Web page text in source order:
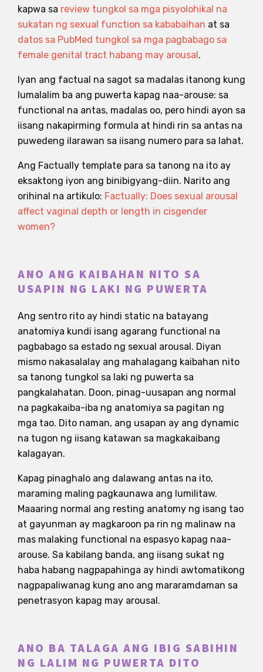
kapwa sa review tungkol sa mga pisyolohikal na
sukatan ng sexual function sa kababaihan at sa
datos sa PubMed tungkol sa mga pagbabago sa
female genital tract habang may arousal.
Iyan ang factual na sagot sa madalas itanong kung
lumalalim ba ang puwerta kapag naa-arouse: sa
functional na antas, madalas oo, pero hindi ayon sa
iisang nakapirming formula at hindi rin sa antas na
puwedeng ilarawan sa iisang numero para sa lahat.
Ang Factually template para sa tanong na ito ay
eksaktong iyon ang binibigyang-diin. Narito ang
orihinal na artikulo: Factually: Does sexual arousal
affect vaginal depth or length in cisgender
women?
ANO ANG KAIBAHAN NITO SA
USAPIN NG LAKI NG PUWERTA
Ang sentro rito ay hindi static na batayang
anatomiya kundi isang agarang functional na
pagbabago sa estado ng sexual arousal. Diyan
mismo nakasalalay ang mahalagang kaibahan nito
sa tanong tungkol sa laki ng puwerta sa
pangkalahatan. Doon, pinag-uusapan ang normal
na pagkakaiba-iba ng anatomiya sa pagitan ng
mga tao. Dito naman, ang usapan ay ang dynamic
na tugon ng iisang katawan sa magkakaibang
kalagayan.
Kapag pinaghalo ang dalawang antas na ito,
maraming maling pagkaunawa ang lumilitaw.
Maaaring normal ang resting anatomy ng isang tao
at gayunman ay magkaroon pa rin ng malinaw na
mas malaking functional na espasyo kapag naa-
arouse. Sa kabilang banda, ang iisang sukat ng
haba habang nagpapahinga ay hindi awtomatikong
nagpapaliwanag kung ano ang mararamdaman sa
penetrasyon kapag may arousal.
ANO BA TALAGA ANG IBIG SABIHIN
NG LALIM NG PUWERTA DITO